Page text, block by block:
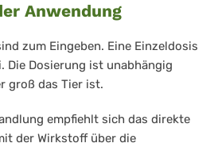
Anwendung
zum Eingeben. Eine Einzeldosis
Die Dosierung ist unabhängig
groß das Tier ist.
empfiehlt sich das direkte
der Wirkstoff über die